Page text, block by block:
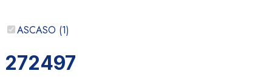
ASCASO (1)
272497